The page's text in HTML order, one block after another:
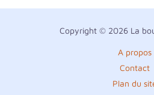
Copyright © 2026 La
A propos
Contact
Plan du